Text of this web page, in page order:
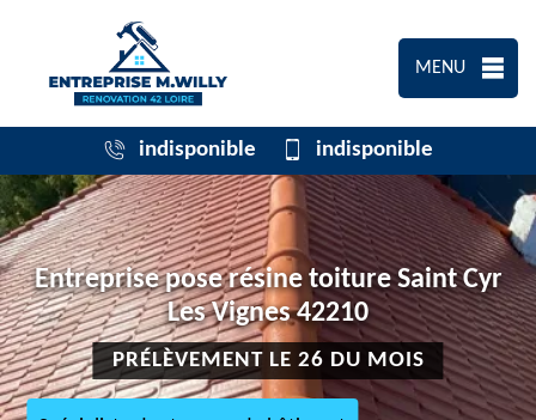
MENU
indisponible indisponible
Entreprise pose résine toiture Saint Cyr
Les Vignes 42210
PRÉLÈVEMENT LE 26 DU MOIS